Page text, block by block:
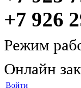
+7 926
Режим
Онлайн
Войти